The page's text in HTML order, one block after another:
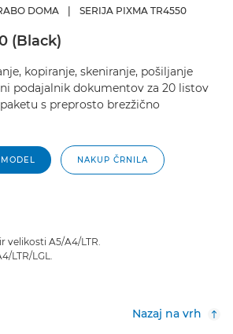
DOMA | SERIJA PIXMA TR4550
(Black)
kopiranje, skeniranje, pošiljanje
podajalnik dokumentov za 20 listov
s preprosto brezžično
NAKUP ČRNILA
velikosti A5/A4/LTR.
LTR/LGL.
Nazaj na vrh